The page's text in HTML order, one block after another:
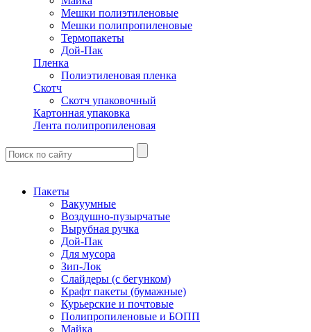
Мешки полиэтиленовые
Мешки полипропиленовые
Термопакеты
Дой-Пак
Пленка
Полиэтиленовая пленка
Скотч
Скотч упаковочный
Картонная упаковка
Лента полипропиленовая
Пакеты
Вакуумные
Воздушно-пузырчатые
Вырубная ручка
Дой-Пак
Для мусора
Зип-Лок
Слайдеры (с бегунком)
Крафт пакеты (бумажные)
Курьерские и почтовые
Полипропиленовые и БОПП
Майка